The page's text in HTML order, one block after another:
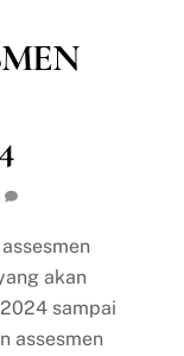
akan
sampai
assesmen